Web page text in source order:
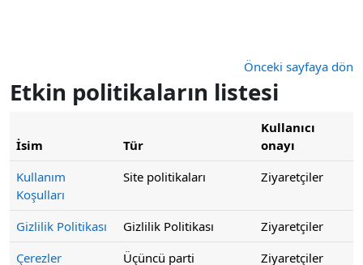
Önceki sayfaya dön
Etkin politikaların listesi
İsim Tür
Kullanıcı
onayı
Kullanım
Koşulları
Site politikaları Ziyaretçiler
Gizlilik Politikası Gizlilik Politikası
Ziyaretçiler
Çerezler
Üçüncü parti
Ziyaretçiler